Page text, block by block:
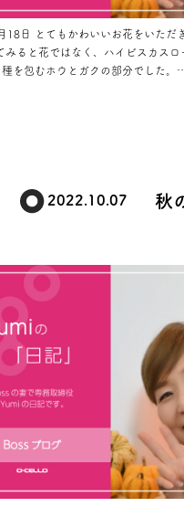
18日 とてもかわいいお花をいただ
みると花ではなく、ハイビスカス
種を包むホウとガクの部分でした。
2022.10.07 秋